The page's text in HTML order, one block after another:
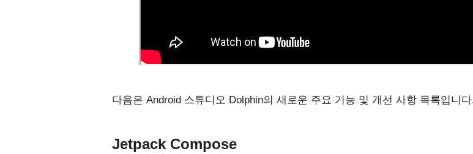
다음은 Android 스튜디오 Dolphin의 새로운 주요 기능 및 개선 사항 목록입니
Jetpack Compose